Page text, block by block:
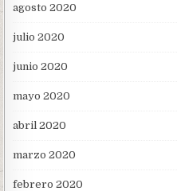
agosto 2020
julio 2020
junio 2020
mayo 2020
abril 2020
marzo 2020
febrero 2020